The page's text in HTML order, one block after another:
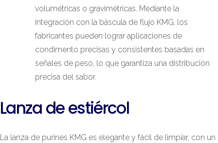
volumétricas o gravimétricas. Mediante la
integración con la báscula de flujo KMG, los
fabricantes pueden lograr aplicaciones de
condimento precisas y consistentes basadas en
señales de peso, lo que garantiza una distribución
precisa del sabor.
Lanza de estiércol
La lanza de purines KMG es elegante y fácil de limpiar, con un